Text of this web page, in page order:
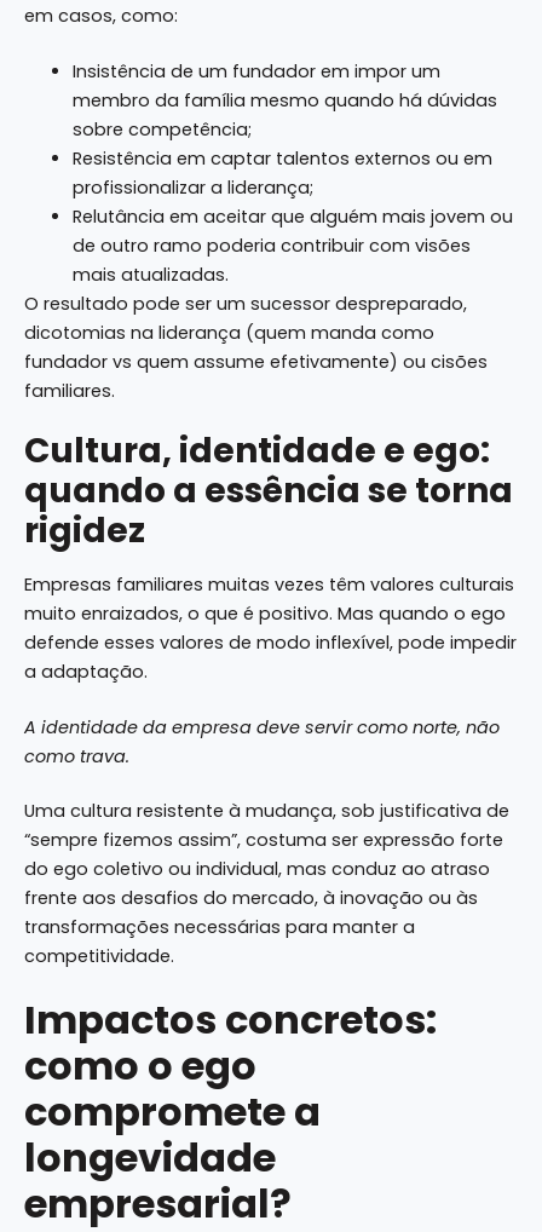
em casos, como:
Insistência de um fundador em impor um
membro da família mesmo quando há dúvidas
sobre competência;
Resistência em captar talentos externos ou em
profissionalizar a liderança;
Relutância em aceitar que alguém mais jovem ou
de outro ramo poderia contribuir com visões
mais atualizadas.
O resultado pode ser um sucessor despreparado,
dicotomias na liderança (quem manda como
fundador vs quem assume efetivamente) ou cisões
familiares.
Cultura, identidade e ego:
quando a essência se torna
rigidez
Empresas familiares muitas vezes têm valores culturais
muito enraizados, o que é positivo. Mas quando o ego
defende esses valores de modo inflexível, pode impedir
a adaptação.
A identidade da empresa deve servir como norte, não
como trava.
Uma cultura resistente à mudança, sob justificativa de
“sempre fizemos assim”, costuma ser expressão forte
do ego coletivo ou individual, mas conduz ao atraso
frente aos desafios do mercado, à inovação ou às
transformações necessárias para manter a
competitividade.
Impactos concretos:
como o ego
compromete a
longevidade
empresarial?